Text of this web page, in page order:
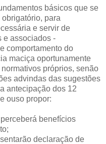
básicos que se
para
e servir de
e associados -
comportamento do
maciça oportunamente
próprios, senão
advindas das sugestões
antecipação dos 12
ouso propor:
benefícios
declaração de